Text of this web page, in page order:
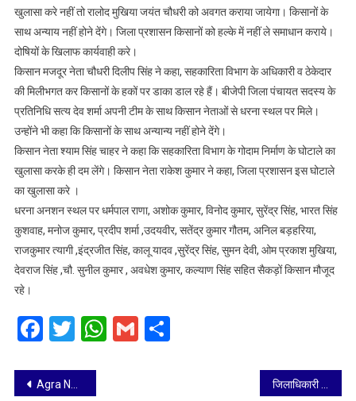
खुलासा करे नहीं तो रालोद मुखिया जयंत चौधरी को अवगत कराया जायेगा। किसानों के
साथ अन्याय नहीं होने देंगे। जिला प्रशासन किसानों को हल्के में नहीं ले समाधान कराये।
दोषियों के खिलाफ कार्यवाही करे।
किसान मजदूर नेता चौधरी दिलीप सिंह ने कहा, सहकारिता विभाग के अधिकारी व ठेकेदार
की मिलीभगत कर किसानों के हकों पर डाका डाल रहे हैं। बीजेपी जिला पंचायत सदस्य के
प्रतिनिधि सत्य देव शर्मा अपनी टीम के साथ किसान नेताओं से धरना स्थल पर मिले।
उन्होंने भी कहा कि किसानों के साथ अन्यान्य नहीं होने देंगे।
किसान नेता श्याम सिंह चाहर ने कहा कि सहकारिता विभाग के गोदाम निर्माण के घोटाले का
खुलासा करके ही दम लेंगे। किसान नेता राकेश कुमार ने कहा, जिला प्रशासन इस घोटाले
का खुलासा करे ।
धरना अनशन स्थल पर धर्मपाल राणा, अशोक कुमार, विनोद कुमार, सुरेंद्र सिंह, भारत सिंह
कुशवाह, मनोज कुमार, प्रदीप शर्मा ,उदयवीर, सतेंद्र कुमार गौतम, अनिल बड़हरिया,
राजकुमार त्यागी ,इंद्रजीत सिंह, कालू यादव ,सुरेंद्र सिंह, सुमन देवी, ओम प्रकाश मुखिया,
देवराज सिंह ,चौ. सुनील कुमार , अवधेश कुमार, कल्याण सिंह सहित सैकड़ों किसान मौजूद
रहे।
Facebook
Twitter
WhatsApp
GmailShare
Post
Agra News: प्रशासनिक अधिकारियों ने किया नगर कीर्तन मार्ग का भ्रमण, दिए दिशा निर्देश